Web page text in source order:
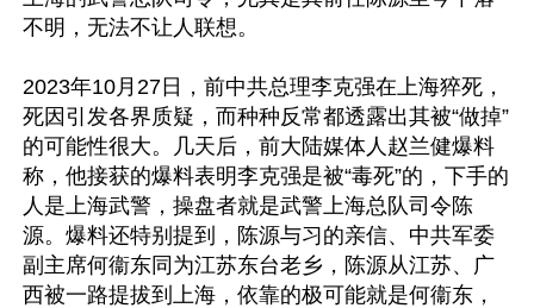
不明，无法不让人联想。
2023年10月27日，前中共总理李克强在上海猝死，
死因引发各界质疑，而种种反常都透露出其被“做掉”
的可能性很大。几天后，前大陆媒体人赵兰健爆料
称，他接获的爆料表明李克强是被“毒死”的，下手的
人是上海武警，操盘者就是武警上海总队司令陈
源。爆料还特别提到，陈源与习的亲信、中共军委
副主席何衞东同为江苏东台老乡，陈源从江苏、广
西被一路提拔到上海，依靠的极可能就是何衞东，